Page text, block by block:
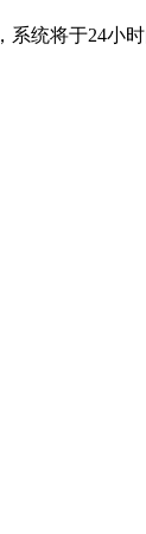
统将于24小